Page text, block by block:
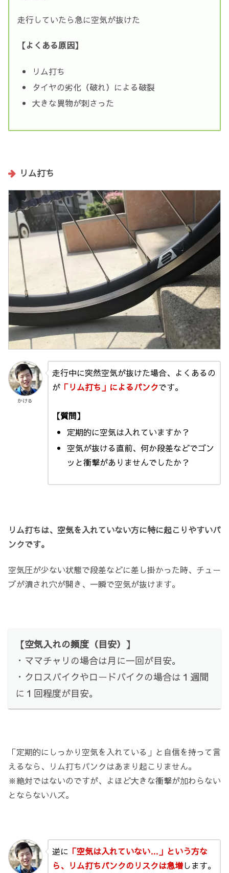
走行していたら急に空気が抜けた
【よくある原因】
リム打ち
タイヤの劣化（破れ）による破裂
大きな異物が刺さった
リム打ち
かける
走行中に突然空気が抜けた場合、よくあるの
が「リム打ち」によるパンクです。
【質問】
定期的に空気は入れていますか？
空気が抜ける直前、何か段差などでゴン
ッと衝撃がありませんでしたか？
リム打ちは、空気を入れていない方に特に起こりやすいパ
ンクです。
空気圧が少ない状態で段差などに差し掛かった時、チュー
ブが潰され穴が開き、一瞬で空気が抜けます。
【空気入れの頻度（目安）】
・ママチャリの場合は月に一回が目安。
・クロスバイクやロードバイクの場合は１週間
に１回程度が目安。
「定期的にしっかり空気を入れている」と自信を持って言
えるなら、リム打ちパンクはあまり起こりません。
※絶対ではないのですが、よほど大きな衝撃が加わらない
とならないハズ。
逆に 「空気は入れていない…」という方な
ら、リム打ちパンクのリスクは急増します。